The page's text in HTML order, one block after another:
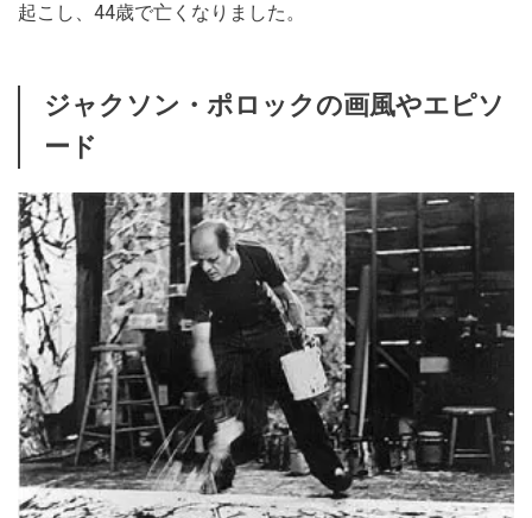
起こし、44歳で亡くなりました。
ジャクソン・ポロックの画風やエピソ
ード